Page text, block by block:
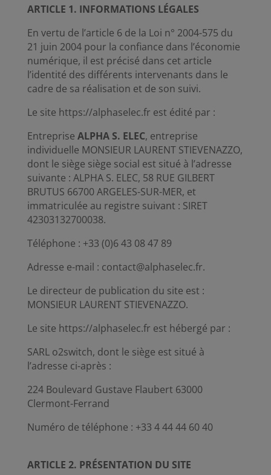
ARTICLE 1. INFORMATIONS LÉGALES
En vertu de l’article 6 de la Loi n° 2004-575 du
21 juin 2004 pour la confiance dans l’économie
numérique, il est précisé dans cet article
l’identité des différents intervenants dans le
cadre de sa réalisation et de son suivi.
Le site https://alphaselec.fr est édité par :
Entreprise ALPHA S. ELEC, entreprise
individuelle MONSIEUR LAURENT STIEVENAZZO,
dont le siège siège social est situé à l’adresse
suivante : ALPHA S. ELEC, 58 RUE GILBERT
BRUTUS 66700 ARGELES-SUR-MER, et
immatriculée au registre suivant : SIRET
42303132700038.
Téléphone : +33 (0)6 43 08 47 89
Adresse e-mail : contact@alphaselec.fr.
Le directeur de publication du site est :
MONSIEUR LAURENT STIEVENAZZO.
Le site https://alphaselec.fr est hébergé par :
SARL o2switch, dont le siège est situé à
l’adresse ci-après :
224 Boulevard Gustave Flaubert 63000
Clermont-Ferrand
Numéro de téléphone : +33 4 44 44 60 40
ARTICLE 2. PRÉSENTATION DU SITE